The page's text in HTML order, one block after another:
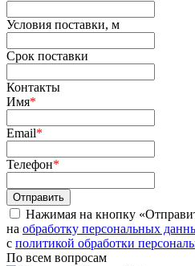
Условия поставки, м
Срок поставки
Контакты
Имя*
Email*
Телефон*
Нажимая на кнопку
на обработку персональных
c политикой обработки
По всем вопросам